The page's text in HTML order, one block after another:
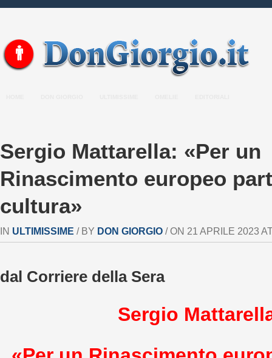
Sergio Mattarella: «Per un
Rinascimento europeo
cultura»
IN ULTIMISSIME / BY DON GIORGIO / ON 21 APRILE 2023
dal Corriere della Sera
Sergio